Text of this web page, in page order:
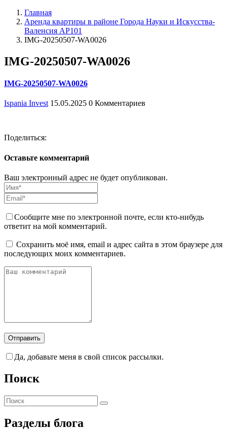
Главная
Аренда квартиры в районе Города Науки и Искусства-
Валенсия АР101
IMG-20250507-WA0026
IMG-20250507-WA0026
IMG-20250507-WA0026
Ispania Invest 15.05.2025 0 Комментариев
Поделиться:
Оставьте комментарий
Ваш электронный адрес не будет опубликован.
Сообщите мне по электронной почте, если кто-нибудь
ответит на мой комментарий.
Сохранить моё имя, email и адрес сайта в этом браузере для
последующих моих комментариев.
Да, добавьте меня в свой список рассылки.
Поиск
Разделы блога